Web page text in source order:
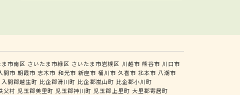
市南区 さいたま市緑区 さいたま市岩槻区 川越市 熊谷市 川口市
間市 朝霞市 志木市 和光市 新座市 桶川市 久喜市 北本市 八潮市
入間郡越生町 比企郡滑川町 比企郡嵐山町 比企郡小川町
父村 児玉郡美里町 児玉郡神川町 児玉郡上里町 大里郡寄居町